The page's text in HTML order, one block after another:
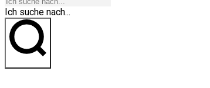
Ich suche nach...